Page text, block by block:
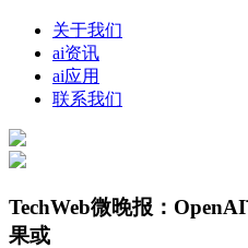
关于我们
ai资讯
ai应用
联系我们
TechWeb微晚报：
果或